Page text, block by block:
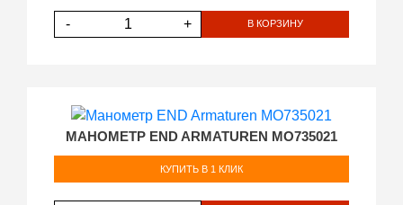
- + В КОРЗИНУ
МАНОМЕТР END ARMATUREN MO735021
КУПИТЬ В 1 КЛИК